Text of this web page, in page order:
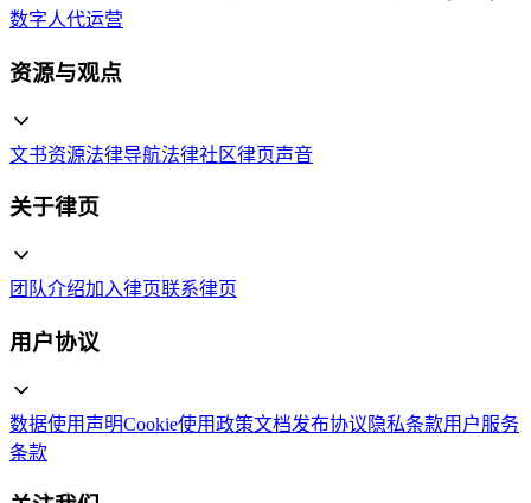
数字人代运营
资源与观点
文书资源法律导航法律社区律页声音
关于律页
团队介绍加入律页联系律页
用户协议
数据使用声明Cookie使用政策文档发布协议 隐私条款用户服务
条款